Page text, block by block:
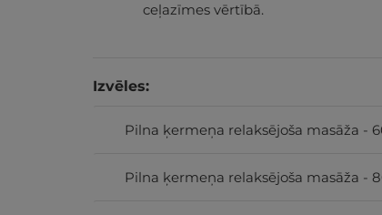
ceļazīmes vērtībā.
Izvēles:
Pilna ķermeņa relaksējoša masāža -
Pilna ķermeņa relaksējoša masāža -